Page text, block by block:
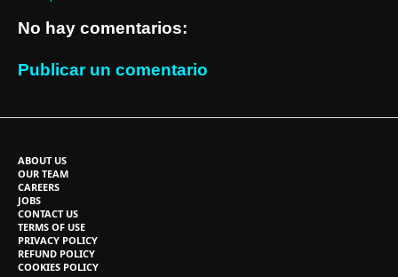
No hay comentarios:
Publicar un comentario
ABOUT US
OUR TEAM
CAREERS
JOBS
CONTACT US
TERMS OF USE
PRIVACY POLICY
REFUND POLICY
COOKIES POLICY